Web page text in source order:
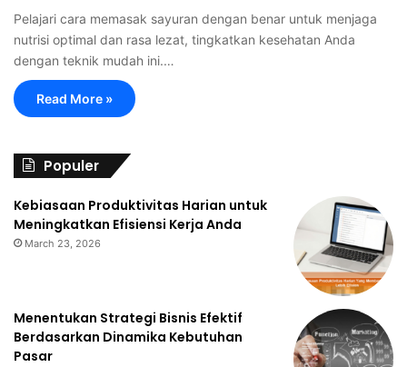
Pelajari cara memasak sayuran dengan benar untuk menjaga
nutrisi optimal dan rasa lezat, tingkatkan kesehatan Anda
dengan teknik mudah ini.…
Read More »
Populer
Kebiasaan Produktivitas Harian untuk
Meningkatkan Efisiensi Kerja Anda
March 23, 2026
Menentukan Strategi Bisnis Efektif
Berdasarkan Dinamika Kebutuhan
Pasar